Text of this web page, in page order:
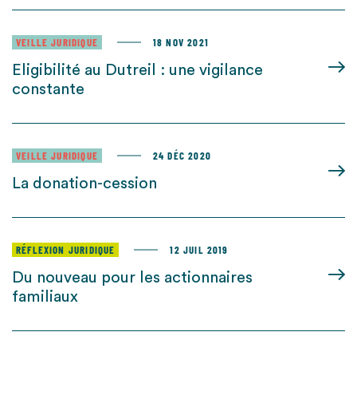
VEILLE JURIDIQUE 18 NOV 2021
Eligibilité au Dutreil : une vigilance
constante
VEILLE JURIDIQUE 24 DÉC 2020
La donation-cession
RÉFLEXION JURIDIQUE 12 JUIL 2019
Du nouveau pour les actionnaires
familiaux